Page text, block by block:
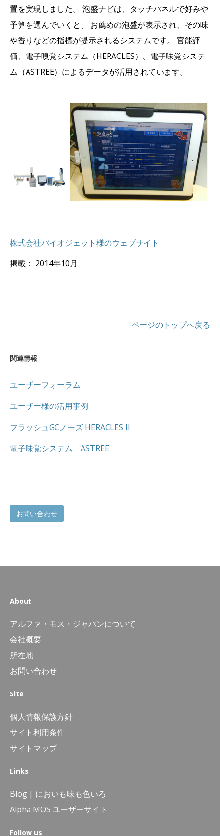
置を実現しました。 泡盛ナビは、タッチパネルで好みや
予算を選んでいくと、 お薦めの泡盛が表示され、その味
や香りなどの指標が提示されるシステムです。 官能評
価、電子嗅覚システム（HERACLES）、電子味覚システ
ム（ASTREE）によるデータが活用されています。
株式会社バイオジェット様のウェブサイト
掲載： 2014年10月
ページのトップへ戻る
関連情報
ユーザーフォーラム
ユーザー様の活用事例
フラッシュGCノーズ HERACLES II
電子味覚システム ASTREE
お問い合わせ
About
アルファ・モス・ジャパンについて
会社概要
所在地
お問い合わせ
Site
個人情報保護方針
サイト利用条件
サイトマップ
Links
Blog | においも味も色いろ
Alpha MOS ユーザーサイト
Follow us